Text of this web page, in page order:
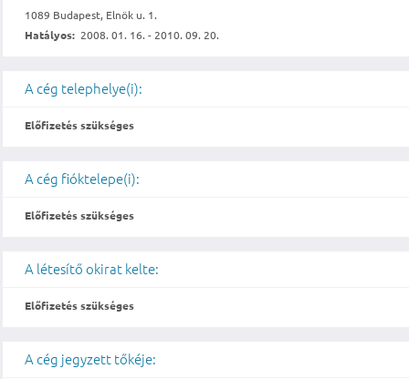
1089 Budapest, Elnök u. 1.
Hatályos: 2008. 01. 16. - 2010. 09. 20.
A cég telephelye(i):
Előfizetés szükséges
A cég fióktelepe(i):
Előfizetés szükséges
A létesítő okirat kelte:
Előfizetés szükséges
A cég jegyzett tőkéje: